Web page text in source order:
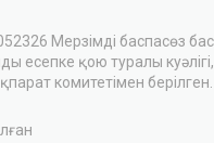
Мерзімді баспасөз
есепке қою туралы
комитетімен берілген.